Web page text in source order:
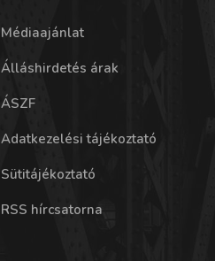
Médiaajánlat
Álláshirdetés árak
ÁSZF
Adatkezelési tájékoztató
Sütitájékoztató
RSS hírcsatorna